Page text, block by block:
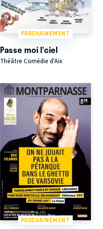
PROCHAINEMENT
Passe moi l'ciel
Théâtre Comédie d'Aix
PROCHAINEMENT